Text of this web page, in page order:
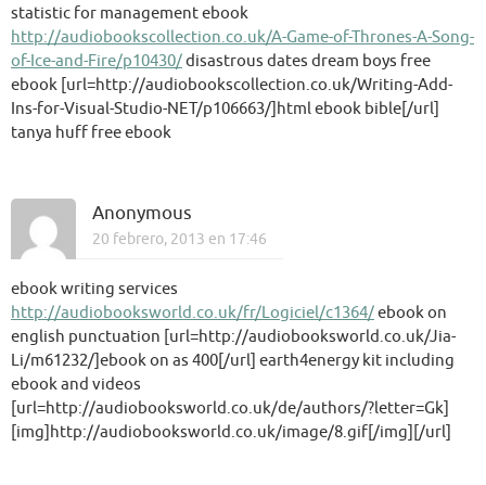
statistic for management ebook
http://audiobookscollection.co.uk/A-Game-of-Thrones-A-Song-
of-Ice-and-Fire/p10430/disastrous dates dream boys free
ebook [url=http://audiobookscollection.co.uk/Writing-Add-
Ins-for-Visual-Studio-NET/p106663/]html ebook bible[/url]
tanya huff free ebook
Anonymous
20 febrero, 2013 en 17:46
ebook writing services
http://audiobooksworld.co.uk/fr/Logiciel/c1364/ebook on
english punctuation [url=http://audiobooksworld.co.uk/Jia-
Li/m61232/]ebook on as 400[/url] earth4energy kit including
ebook and videos
[url=http://audiobooksworld.co.uk/de/authors/?letter=Gk]
[img]http://audiobooksworld.co.uk/image/8.gif[/img][/url]